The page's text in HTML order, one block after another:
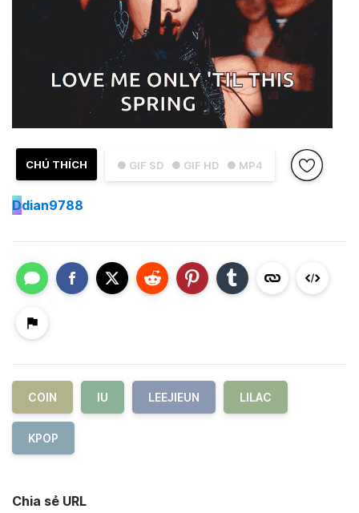
● GIF SD ● GIF HD ● MP4
CHÚ THÍCH
Ddian9788
COIN IU LEEJIEUN LILAC
KPOP
Chia sẻ URL